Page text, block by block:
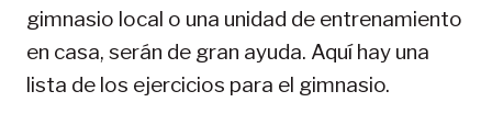
gimnasio local o una unidad de entrenamiento
en casa, serán de gran ayuda. Aquí hay una
lista de los ejercicios para el gimnasio.